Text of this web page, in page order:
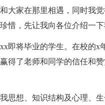
家在那里相遇，同时我觉
惜，先让我向各位介绍一下
将毕业的学生。在校的x
得了老师和同学的信任和
想、知识结构及心理、生